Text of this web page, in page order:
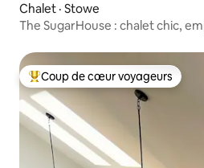
Chalet · Stowe
The SugarHouse : chalet chic,
Coup de cœur voyageurs parmi
Coup de cœur voyageurs